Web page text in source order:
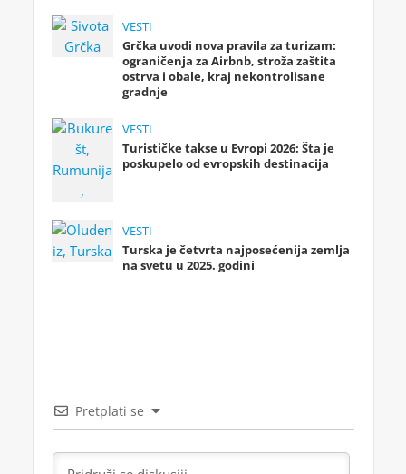
VESTI
Grčka uvodi nova pravila za turizam:
ograničenja za Airbnb, stroža zaštita
ostrva i obale, kraj nekontrolisane
gradnje
VESTI
Turističke takse u Evropi 2026: Šta je
poskupelo od evropskih destinacija
VESTI
Turska je četvrta najposećenija zemlja
na svetu u 2025. godini
Pretplati se